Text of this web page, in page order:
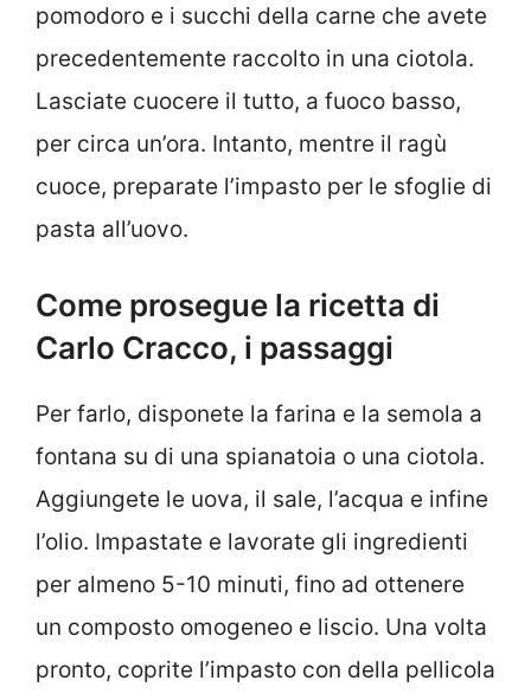
pomodoro e i succhi della carne che avete
precedentemente raccolto in una ciotola.
Lasciate cuocere il tutto, a fuoco basso,
per circa un’ora. Intanto, mentre il ragù
cuoce, preparate l’impasto per le sfoglie di
pasta all’uovo.
Come prosegue la ricetta di
Carlo Cracco, i passaggi
Per farlo, disponete la farina e la semola a
fontana su di una spianatoia o una ciotola.
Aggiungete le uova, il sale, l’acqua e infine
l’olio. Impastate e lavorate gli ingredienti
per almeno 5-10 minuti, fino ad ottenere
un composto omogeneo e liscio. Una volta
pronto, coprite l’impasto con della pellicola